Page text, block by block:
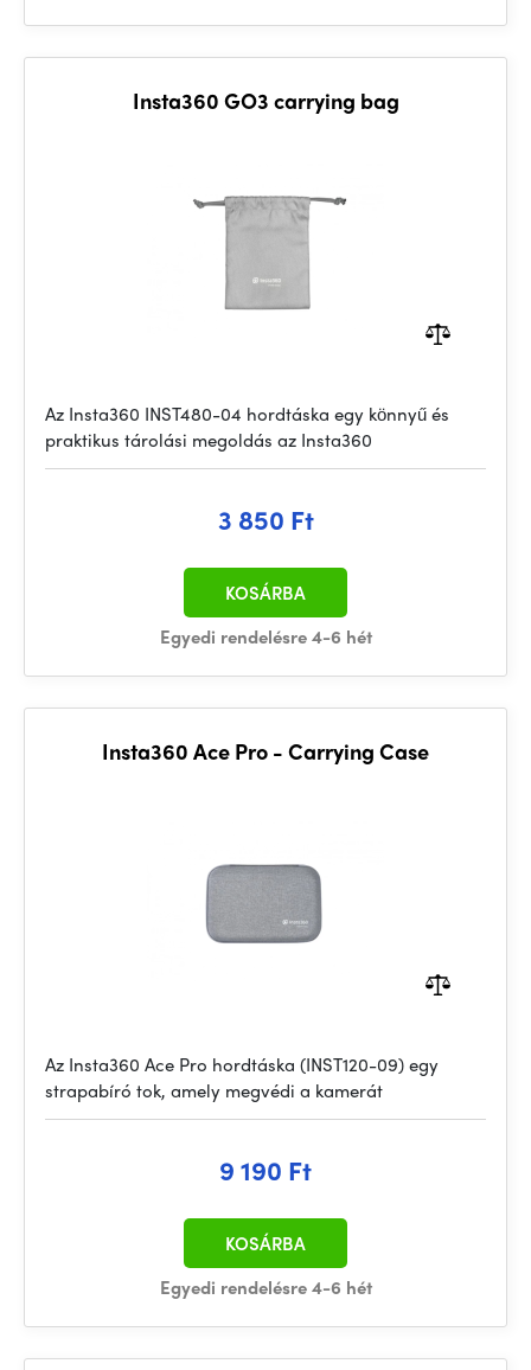
Insta360 GO3 carrying bag
Az Insta360 INST480-04 hordtáska egy könnyű és
praktikus tárolási megoldás az Insta360
3 850 Ft
Egyedi rendelésre 4-6 hét
KOSÁRBA
Insta360 Ace Pro - Carrying Case
Az Insta360 Ace Pro hordtáska (INST120-09) egy
strapabíró tok, amely megvédi a kamerát
9 190 Ft
Egyedi rendelésre 4-6 hét
KOSÁRBA